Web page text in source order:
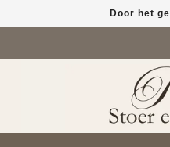
Door het